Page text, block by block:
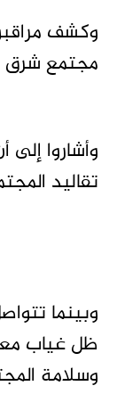
وكشف
مجتمع شرق
وأشاروا
تقاليد
وبينما
ظل غياب
وسلامة